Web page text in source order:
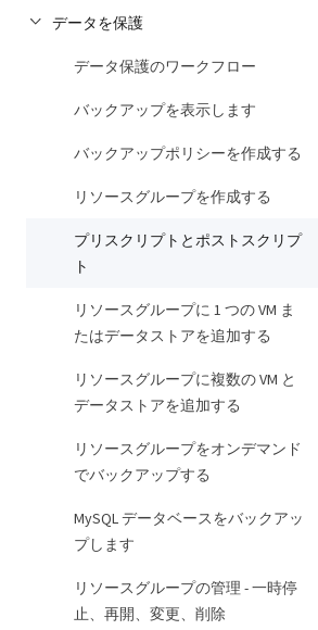
データを保護
データ保護のワークフロー
バックアップを表示します
バックアップポリシーを作成する
リソースグループを作成する
プリスクリプトとポストスクリプ
ト
リソースグループに 1 つの VM ま
たはデータストアを追加する
リソースグループに複数の VM と
データストアを追加する
リソースグループをオンデマンド
でバックアップする
MySQL データベースをバックアッ
プします
リソースグループの管理 - 一時停
止、再開、変更、削除